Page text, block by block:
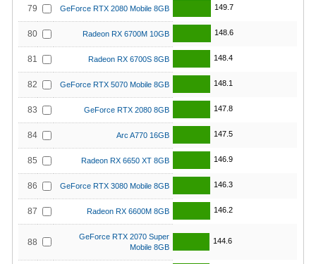
79 GeForce RTX 2080 Mobile 8GB 149.7
80 Radeon RX 6700M 10GB 148.6
81 Radeon RX 6700S 8GB 148.4
82 GeForce RTX 5070 Mobile 8GB 148.1
83 GeForce RTX 2080 8GB 147.8
84 Arc A770 16GB 147.5
85 Radeon RX 6650 XT 8GB 146.9
86 GeForce RTX 3080 Mobile 8GB 146.3
87 Radeon RX 6600M 8GB 146.2
88
GeForce RTX 2070 Super
Mobile 8GB
144.6